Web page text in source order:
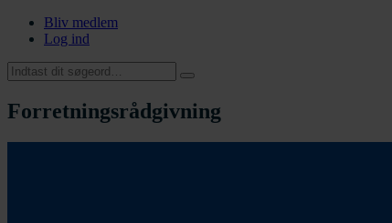
Bliv medlem
Log ind
Forretningsrådgivning